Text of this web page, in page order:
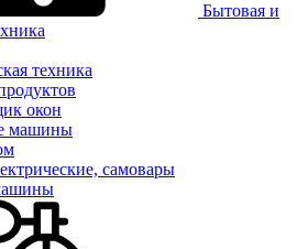
Бытовая и
техника
окон
машины
самовары